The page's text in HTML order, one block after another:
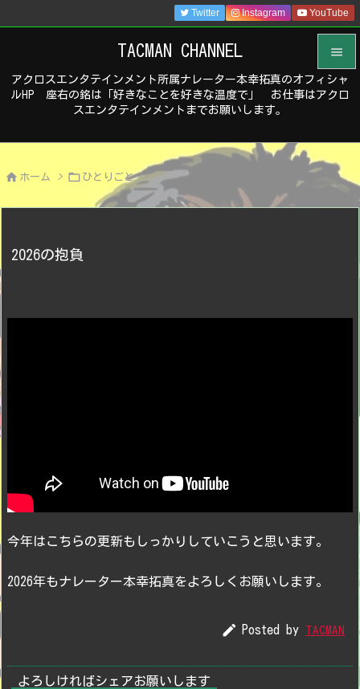
TACMAN CHANNEL
アクロスエンタテインメント所属ナレーター本幸拓真のオフィシャ
ルHP 座右の銘は「好きなことを好きな温度で」 お仕事はアクロ
スエンタテインメントまでお願いします。


メニュ
サイド

前へ

Twitter Instagram YouTube
 ホーム >  ひとりごと
2026の抱負
今年はこちらの更新もしっかりしていこうと思います。
2026年もナレーター本幸拓真をよろしくお願いします。
 Posted by TACMAN
よろしければシェアお願いします